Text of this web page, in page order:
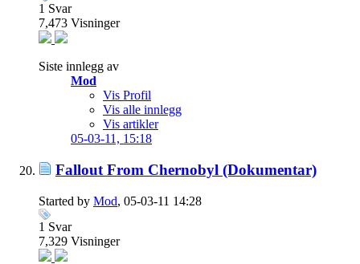
1 Svar
7,473 Visninger
Siste innlegg av
Mod
Vis Profil
Vis alle innlegg
Vis artikler
05-03-11, 15:18
Fallout From Chernobyl (Dokumentar)
Started by Mod, 05-03-11 14:28
1 Svar
7,329 Visninger